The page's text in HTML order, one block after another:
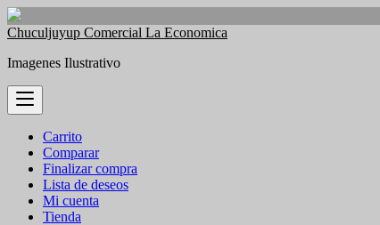
Saltar
contenido
Chuculjuyup Comercial La Economica
Imagenes Ilustrativo
Carrito
Comparar
Finalizar compra
Lista de deseos
Mi cuenta
Tienda